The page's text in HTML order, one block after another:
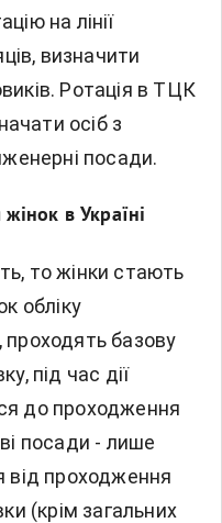
на лінії
визначити
Ротація в ТЦК
осіб з
посади.
в Україні
то жінки стають
обліку
базову
під час дії
до проходження
посади - лише
від проходження
(крім загальних